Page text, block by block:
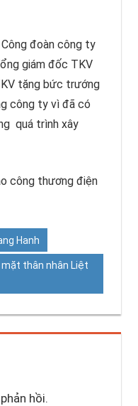
đoàn công ty
giám đốc TKV
tặng bức trướng
công ty vì đã có
quá trình xây
công thương điện
Hanh
mặt thân nhân Liệt
hồi.